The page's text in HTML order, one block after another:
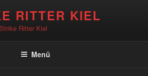
RITTER KIEL
Ritter Kiel
Menü